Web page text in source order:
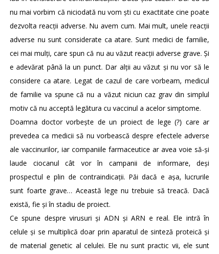
nu mai vorbim că niciodată nu vom ști cu exactitate cine poate
dezvolta reacții adverse. Nu avem cum. Mai mult, unele reacții
adverse nu sunt considerate ca atare. Sunt medici de familie,
cei mai mulți, care spun că nu au văzut reacții adverse grave. Și
e adevărat până la un punct. Dar alții au văzut și nu vor să le
considere ca atare. Legat de cazul de care vorbeam, medicul
de familie va spune că nu a văzut niciun caz grav din simplul
motiv că nu acceptă legătura cu vaccinul a acelor simptome.
Doamna doctor vorbește de un proiect de lege (?) care ar
prevedea ca medicii să nu vorbească despre efectele adverse
ale vaccinurilor, iar companiile farmaceutice ar avea voie să-și
laude ciocanul cât vor în campanii de informare, deși
prospectul e plin de contraindicații. Păi dacă e așa, lucrurile
sunt foarte grave… Această lege nu trebuie să treacă. Dacă
există, fie și în stadiu de proiect.
Ce spune despre virusuri și ADN și ARN e real. Ele intră în
celule și se multiplică doar prin aparatul de sinteză proteică și
de material genetic al celulei. Ele nu sunt practic vii, ele sunt